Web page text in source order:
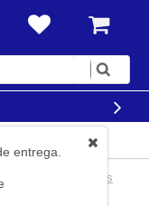
entrega.
de piso
Alicates